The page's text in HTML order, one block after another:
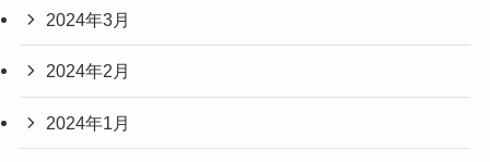
2024年3月
2024年2月
2024年1月